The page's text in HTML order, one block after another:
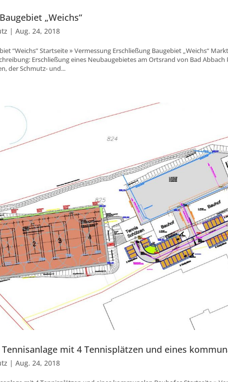
„Weichs“
|Aug. 24, 2018
“Weichs” Startseite » Vermessung Erschließung Baugebiet „Weichs“
Erschließung eines Neubaugebietes am Ortsrand von Bad Abbach
der Schmutz- und...
mit 4 Tennisplätzen und eines
|Aug. 24, 2018